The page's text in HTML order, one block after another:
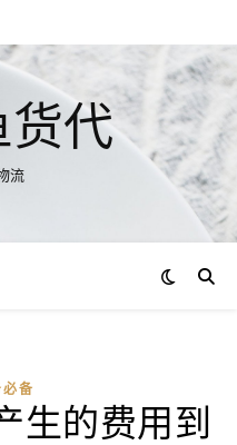
货代
流
备
生的费用到